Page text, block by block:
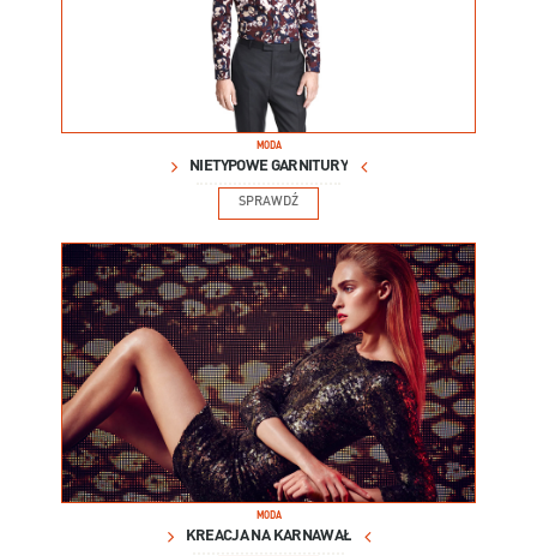
MODA
NIETYPOWE GARNITURY
SPRAWDŹ
MODA
KREACJA NA KARNAWAŁ